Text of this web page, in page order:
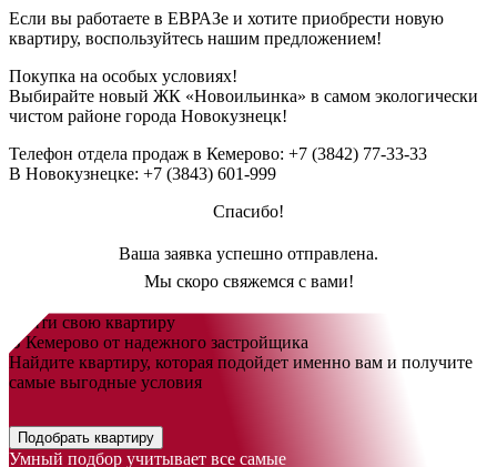
Если вы работаете в ЕВРАЗе и хотите приобрести новую
квартиру, воспользуйтесь нашим предложением!
Покупка на особых условиях!
Выбирайте новый ЖК «Новоильинка» в самом экологически
чистом районе города Новокузнецк!
Телефон отдела продаж в Кемерово: +7 (3842) 77-33-33
В Новокузнецке: +7 (3843) 601-999
Спасибо!
Ваша заявка успешно отправлена.
Мы скоро свяжемся с вами!
Найти свою квартиру
В Кемерово от надежного застройщика
Найдите квартиру, которая подойдет именно вам и получите
самые выгодные условия
Подобрать квартиру
Умный подбор учитывает все самые